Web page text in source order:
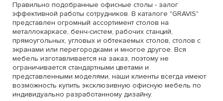
Правильно подобранные офисные столы - залог
эффективной работы сотрудников. В каталоге "GRAVIS"
представлен огромный ассортимент столов на
металлокаркасе, бенч-систем, рабочих станций,
прямоугольных, угловых и обтекаемых столов, столов с
экранами или перегородками и многое другое. Вся
мебель изготавливается на заказ, поэтому не
ограничивается стандартными цветами и
представленными моделями, наши клиенты всегда имеют
возможность купить эксклюзивную офисную мебель по
индивидуально разработанному дизайну.